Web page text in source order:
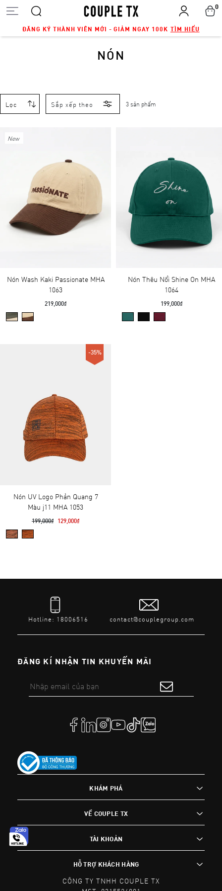
ĐĂNG KÝ THÀNH VIÊN MỚI - GIẢM NGAY 100K TÌM HIỂU
0
NÓN
Lọc Sắp xếp theo 3 sản phẩm
New
Nón Wash Kaki Passionate MHA
1063
219,000₫
Nón Thêu Nổi Shine On MHA
1064
199,000₫
-35%
Nón UV Logo Phản Quang 7
Màu j11 MHA 1053
199,000₫ 129,000₫
Hotline: 18006516 contact@couplegroup.com
ĐĂNG KÍ NHẬN TIN KHUYẾN MÃI
KHÁM PHÁ
VỀ COUPLE TX
TÀI KHOẢN
HỖ TRỢ KHÁCH HÀNG
CÔNG TY TNHH COUPLE TX